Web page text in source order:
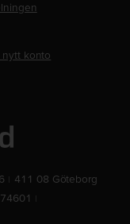
nytt konto
411 08 Göteborg